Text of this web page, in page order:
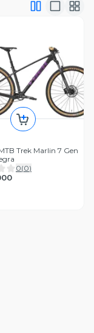
Trek Marlin 7 Gen
0(0)